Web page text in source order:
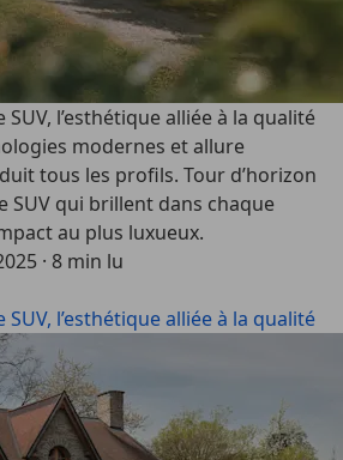
l’esthétique alliée à la qualité
modernes et allure
tous les profils. Tour d’horizon
SUV qui brillent dans chaque
au plus luxueux.
· 8 min lu
l’esthétique alliée à la qualité